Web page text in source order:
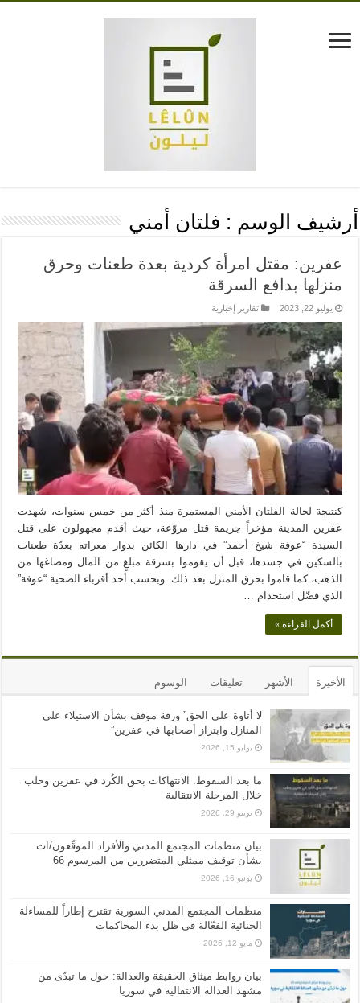
أرشيف الوسم : فلتان أمني
عفرين: مقتل امرأة كردية بعدة طعنات وحرق
منزلها بدافع السرقة
يوليو 22, 2023 تقارير إخبارية
كنتيجة لحالة الفلتان الأمني المستمرة منذ أكثر من خمس سنوات، شهدت
عفرين المدينة مؤخراً جريمة قتل مروّعة، حيث أقدم مجهولون على قتل
السيدة “عوفة شيخ أحمد” في دارها الكائن بدوار معراته بعدّة طعنات
بالسكين في جسدها، قبل أن يقوموا بسرقة مبلغٍ من المال ومصاغها من
الذهب، كما قاموا بحرق المنزل بعد ذلك. وبحسب أحد أقرباء الضحية “عوفة”
الذي فضّل استخدام …
أكمل القراءة »
الأخيرة الأشهر تعليقات الوسوم
لا أتاوة على الحق” ورقة موقف بشأن الاستيلاء على
المنازل وابتزاز أصحابها في عفرين”
يوليو 15, 2026
ما بعد السقوط: الانتهاكات بحق الكُرد في عفرين وحلب
خلال المرحلة الانتقالية
يونيو 29, 2026
بيان منظمات المجتمع المدني والأفراد الموقّعون/ات
بشأن توقيف ممثلي المتضررين من المرسوم 66
يونيو 16, 2026
منظمات المجتمع المدني السورية تقترح إطاراً للمساءلة
الجنائية الفعّالة في ظل بدء المحاكمات
مايو 12, 2026
بيان روابط ميثاق الحقيقة والعدالة: حول ما تبدّى من
مشهد العدالة الانتقالية في سوريا